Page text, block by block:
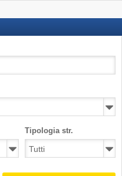
Tipologia str.